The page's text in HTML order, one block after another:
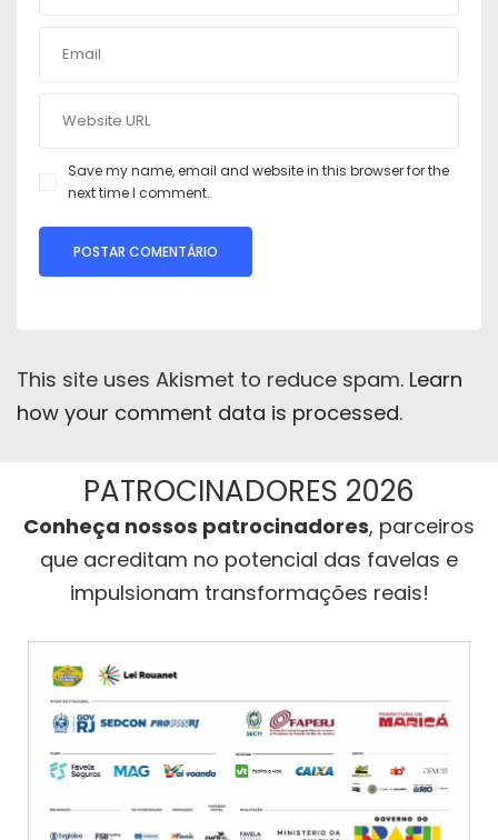
Save my name, email and website in this browser for the
next time I comment.
This site uses Akismet to reduce spam. Learn
how your comment data is processed.
PATROCINADORES 2026
Conheça nossos patrocinadores, parceiros
que acreditam no potencial das favelas e
impulsionam transformações reais!